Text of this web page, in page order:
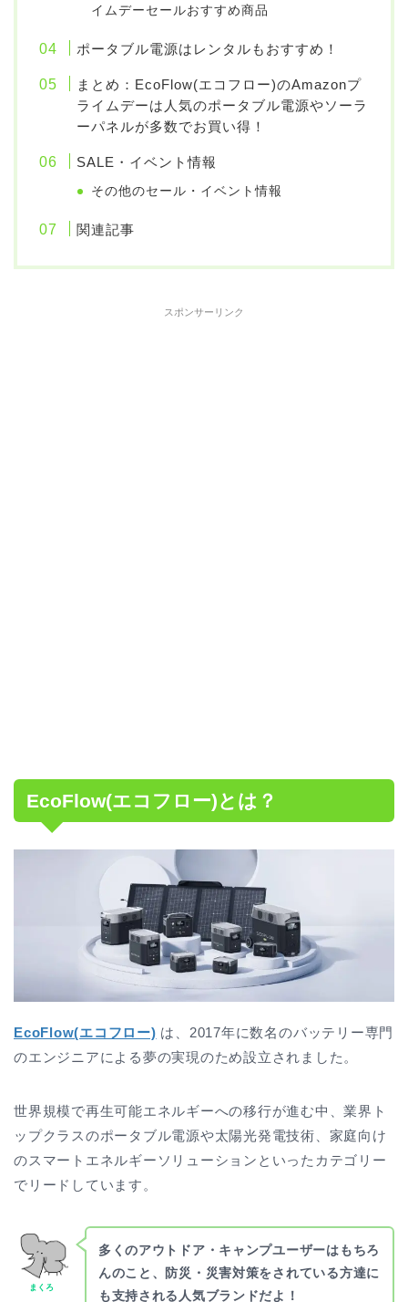
イムデーセールおすすめ商品
ポータブル電源はレンタルもおすすめ！
まとめ：EcoFlow(エコフロー)のAmazonプ
ライムデーは人気のポータブル電源やソーラ
ーパネルが多数でお買い得！
SALE・イベント情報
その他のセール・イベント情報
関連記事
スポンサーリンク
EcoFlow(エコフロー)とは？
EcoFlow(エコフロー) は、2017年に数名のバッテリー専門
のエンジニアによる夢の実現のため設立されました。
世界規模で再生可能エネルギーへの移行が進む中、業界ト
ップクラスのポータブル電源や太陽光発電技術、家庭向け
のスマートエネルギーソリューションといったカテゴリー
でリードしています。
まくろ
多くのアウトドア・キャンプユーザーはもちろ
んのこと、防災・災害対策をされている方達に
も支持される人気ブランドだよ！